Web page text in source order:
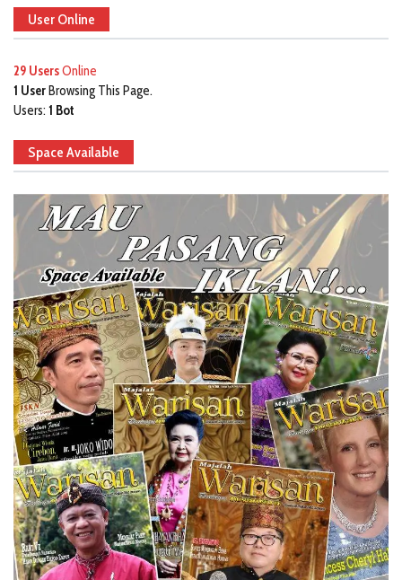
User Online
29 UsersOnline
1 UserBrowsing This Page.
Users: 1 Bot
Space Available